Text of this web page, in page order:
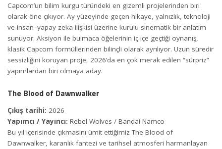
Capcom’un bilim kurgu türündeki en gizemli projelerinden biri
olarak öne çıkıyor. Ay yüzeyinde geçen hikaye, yalnızlık, teknoloji
ve insan–yapay zeka ilişkisi üzerine kurulu sinematik bir anlatım
sunuyor. Aksiyon ile bulmaca öğelerinin iç içe geçtiği oynanış,
klasik Capcom formüllerinden bilinçli olarak ayrılıyor. Uzun süredir
sessizliğini koruyan proje, 2026’da en çok merak edilen “sürpriz”
yapımlardan biri olmaya aday.
The Blood of Dawnwalker
Çıkış tarihi: 2026
Yapımcı / Yayıncı: Rebel Wolves / Bandai Namco
Bu yıl içerisinde çıkmasını ümit ettiğimiz The Blood of
Dawnwalker, karanlık fantezi ve tarihsel atmosferi harmanlayan